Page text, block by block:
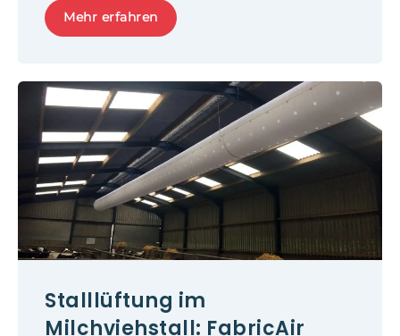
Gebäude. Die Lösung verbessert
Luftverteilung, Tierkomfort und
Mehr erfahren
Stalllüftung im
Milchviehstall: FabricAir